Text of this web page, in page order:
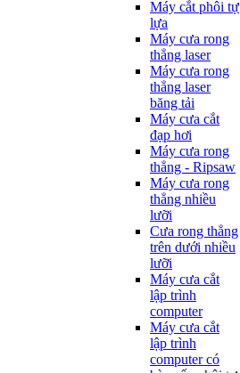
Máy cắt phôi tự
lựa
Máy cưa rong
thẳng laser
Máy cưa rong
thẳng laser
băng tải
Máy cưa cắt
đạp hơi
Máy cưa rong
thẳng - Ripsaw
Máy cưa rong
thẳng nhiều
lưỡi
Cưa rong thẳng
trên dưới nhiều
lưỡi
Máy cưa cắt
lập trình
computer
Máy cưa cắt
lập trình
computer có